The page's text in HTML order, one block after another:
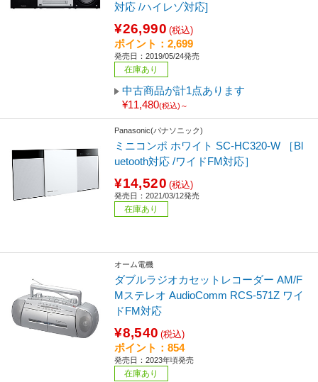
対応 /ハイレゾ対応]
¥26,990 (税込)
ポイント：2,699
発売日：2019/05/24発売
在庫あり
中古商品が計1点あります
¥11,480(税込)～
Panasonic(パナソニック)
ミニコンポ ホワイト SC-HC320-W ［Bl
uetooth対応 /ワイドFM対応］
¥14,520 (税込)
発売日：2021/03/12発売
在庫あり
オーム電機
ダブルラジオカセットレコーダー AM/F
Mステレオ AudioComm RCS-571Z ワイ
ドFM対応
¥8,540 (税込)
ポイント：854
発売日：2023年頃発売
在庫あり